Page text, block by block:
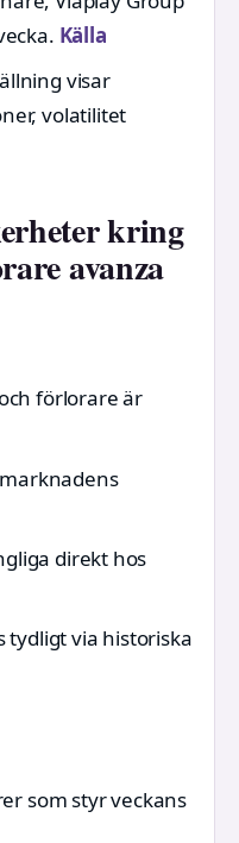
Källa
visar
volatilitet
kring
avanza
förlorare är
direkt hos
tydligt via historiska
som styr veckans